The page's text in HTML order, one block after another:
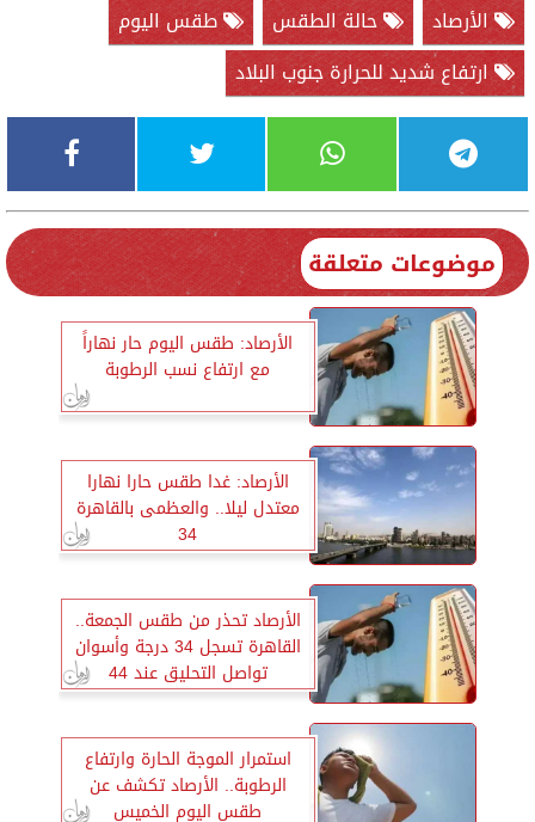
الأرصاد
حالة الطقس
طقس اليوم
ارتفاع شديد للحرارة جنوب البلاد
موضوعات متعلقة
الأرصاد: طقس اليوم حار نهاراً
مع ​ارتفاع نسب الرطوبة
الأرصاد: غدا طقس حارا نهارا
معتدل ليلا.. والعظمى بالقاهرة
34
الأرصاد تحذر من طقس الجمعة..
القاهرة تسجل 34 درجة وأسوان
تواصل التحليق عند 44
استمرار الموجة الحارة وارتفاع
الرطوبة.. الأرصاد تكشف عن
طقس اليوم الخميس